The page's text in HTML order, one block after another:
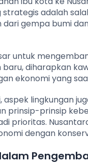
adalah
gempa bumi
untuk
diharapkan
ekonomi yang
aspek lingkungan
prinsip-prinsip
prioritas.
dengan